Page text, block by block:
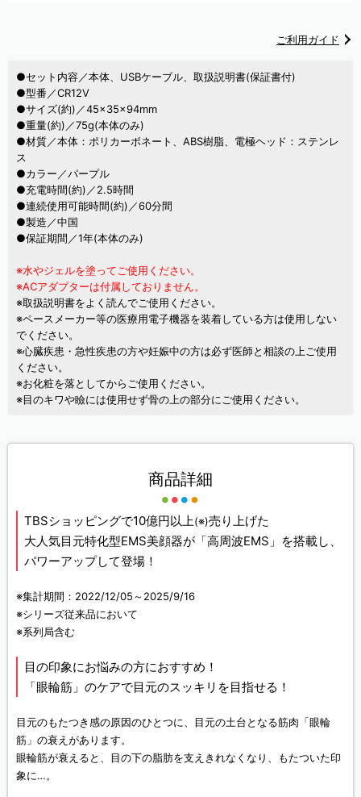
ご利用ガイド
●セット内容／本体、USBケーブル、取扱説明書(保証書付)
●型番／CR12V
●サイズ(約)／45×35×94mm
●重量(約)／75g(本体のみ)
●材質／本体：ポリカーボネート、ABS樹脂、電極ヘッド：ステンレ
ス
●カラー／パープル
●充電時間(約)／2.5時間
●連続使用可能時間(約)／60分間
●製造／中国
●保証期間／1年(本体のみ)
※水やジェルを塗ってご使用ください。
※ACアダプターは付属しておりません。
※取扱説明書をよく読んでご使用ください。
※ペースメーカー等の医療用電子機器を装着している方は使用しない
でください。
※心臓疾患・急性疾患の方や妊娠中の方は必ず医師と相談の上ご使用
ください。
※お化粧を落としてからご使用ください。
※目のキワや瞼には使用せず骨の上の部分にご使用ください。
商品詳細
TBSショッピングで10億円以上(※)売り上げた
大人気目元特化型EMS美顔器が「高周波EMS」を搭載し、
パワーアップして登場！
※集計期間：2022/12/05～2025/9/16
※シリーズ従来品において
※系列局含む
目の印象にお悩みの方におすすめ！
「眼輪筋」のケアで目元のスッキリを目指せる！
目元のもたつき感の原因のひとつに、目元の土台となる筋肉「眼輪
筋」の衰えがあります。
眼輪筋が衰えると、目の下の脂肪を支えきれなくなり、もたついた印
象に…。